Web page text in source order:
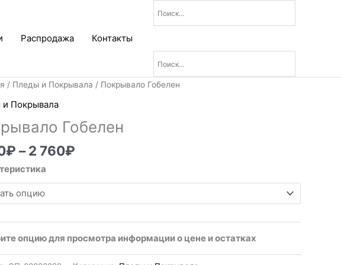
Распродажа Контакты
/ Пледы и Покрывала / Покрывало Гобелен
Покрывала
Гобелен
₽ – 2 760₽
Диапазон
720₽
опцию для просмотра информации о цене и остатках